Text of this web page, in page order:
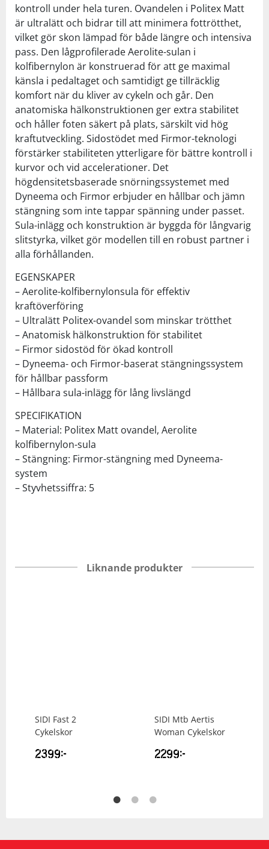
kontroll under hela turen. Ovandelen i Politex Matt
är ultralätt och bidrar till att minimera fottrötthet,
vilket gör skon lämpad för både längre och intensiva
pass. Den lågprofilerade Aerolite-sulan i
kolfibernylon är konstruerad för att ge maximal
känsla i pedaltaget och samtidigt ge tillräcklig
komfort när du kliver av cykeln och går. Den
anatomiska hälkonstruktionen ger extra stabilitet
och håller foten säkert på plats, särskilt vid hög
kraftutveckling. Sidostödet med Firmor-teknologi
förstärker stabiliteten ytterligare för bättre kontroll i
kurvor och vid accelerationer. Det
högdensitetsbaserade snörningssystemet med
Dyneema och Firmor erbjuder en hållbar och jämn
stängning som inte tappar spänning under passet.
Sula-inlägg och konstruktion är byggda för långvarig
slitstyrka, vilket gör modellen till en robust partner i
alla förhållanden.
EGENSKAPER
– Aerolite-kolfibernylonsula för effektiv
kraftöverföring
– Ultralätt Politex-ovandel som minskar trötthet
– Anatomisk hälkonstruktion för stabilitet
– Firmor sidostöd för ökad kontroll
– Dyneema- och Firmor-baserat stängningssystem
för hållbar passform
– Hållbara sula-inlägg för lång livslängd
SPECIFIKATION
– Material: Politex Matt ovandel, Aerolite
kolfibernylon-sula
– Stängning: Firmor-stängning med Dyneema-
system
– Styvhetssiffra: 5
Liknande produkter
SIDI Fast 2
Cykelskor
2399kr
SIDI Mtb Aertis
Woman Cykelskor
2299kr